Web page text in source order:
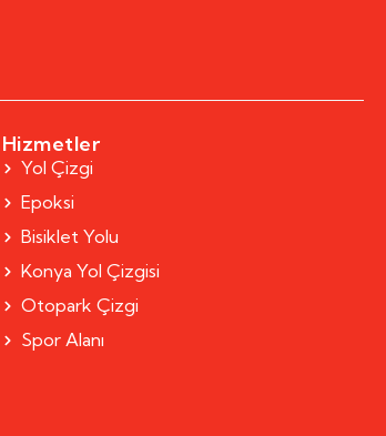
Hizmetler
Yol Çizgi
Epoksi
Bisiklet Yolu
Konya Yol Çizgisi
Otopark Çizgi
Spor Alanı